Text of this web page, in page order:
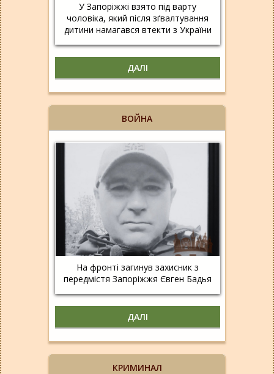
У Запоріжжі взято під варту
чоловіка, який після зґвалтування
дитини намагався втекти з України
ДАЛІ
ВОЙНА
На фронті загинув захисник з
передмістя Запоріжжя Євген Бадья
ДАЛІ
КРИМИНАЛ